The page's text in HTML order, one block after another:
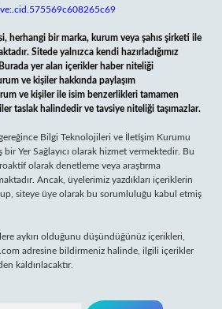
herhangi bir marka, kurum veya şahıs şirketi ile
Sitede yalnızca kendi hazırladığımız
yer alan içerikler haber niteliği
ve kişiler hakkında paylaşım
ve kişiler ile isim benzerlikleri tamamen
taslak halindedir ve tavsiye niteliği taşımazlar.
Bilgi Teknolojileri ve İletişim Kurumu
bir Yer Sağlayıcı olarak hizmet vermektedir. Bu
olarak denetleme veya araştırma
Ancak, üyelerimiz yazdıkları içeriklerin
siteye üye olarak bu sorumluluğu kabul etmiş
aykırı olduğunu düşündüğünüz içerikleri,
adresine bildirmeniz halinde, ilgili içerikler
kaldırılacaktır.